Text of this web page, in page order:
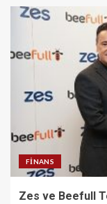
FINANS
Zes ve Beefull